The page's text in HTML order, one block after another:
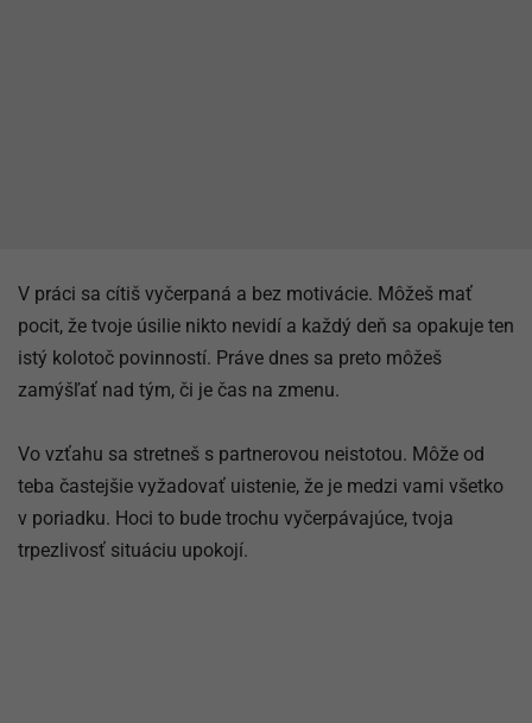
V práci sa cítiš vyčerpaná a bez motivácie. Môžeš mať
pocit, že tvoje úsilie nikto nevidí a každý deň sa opakuje ten
istý kolotoč povinností. Práve dnes sa preto môžeš
zamýšľať nad tým, či je čas na zmenu.
Vo vzťahu sa stretneš s partnerovou neistotou. Môže od
teba častejšie vyžadovať uistenie, že je medzi vami všetko
v poriadku. Hoci to bude trochu vyčerpávajúce, tvoja
trpezlivosť situáciu upokojí.